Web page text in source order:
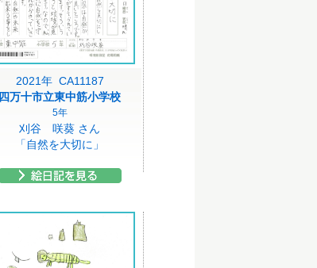
2021年 CA11187
四万十市立東中筋小学校
5年
刈谷 咲葵 さん
「自然を大切に」